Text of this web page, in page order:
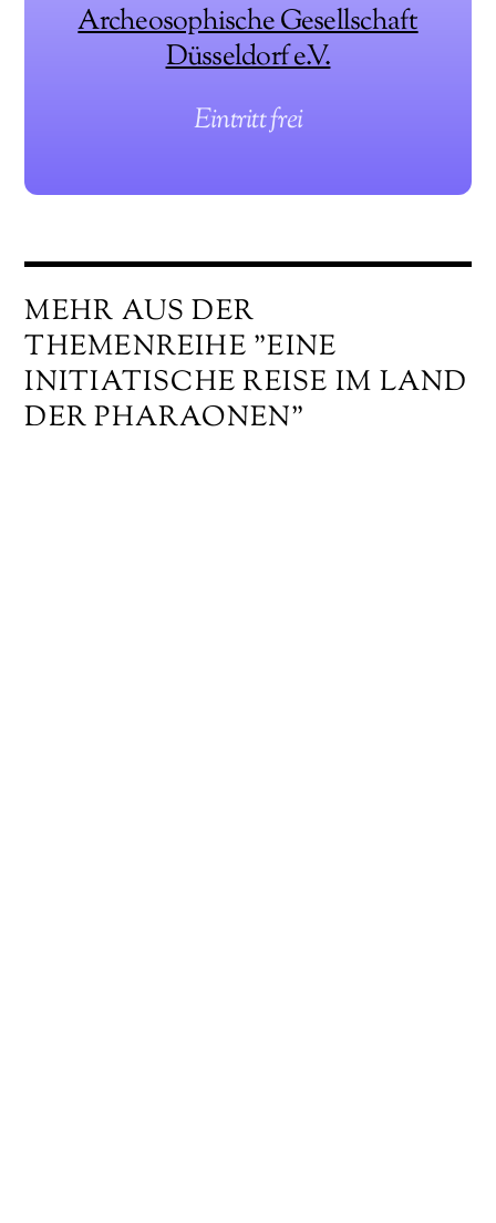
Archeosophische Gesellschaft
Düsseldorf e.V.
Eintritt frei
MEHR AUS DER
THEMENREIHE "EINE
INITIATISCHE REISE IM LAND
DER PHARAONEN"